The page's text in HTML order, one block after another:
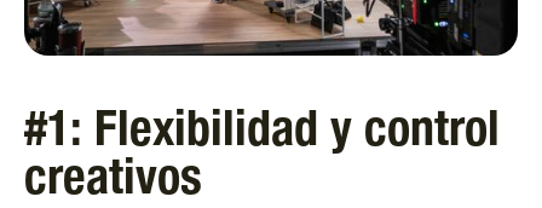
#1: Flexibilidad y control
creativos